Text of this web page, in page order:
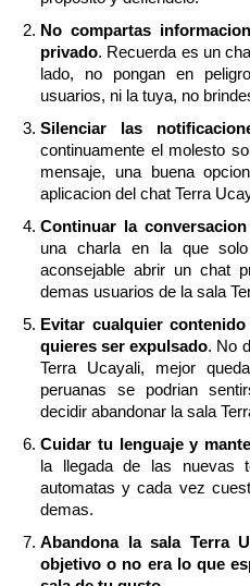
No compartas
privado. Recuerda es un
lado, no pongan en
usuarios, ni la tuya, no
Silenciar las
continuamente el molesto
mensaje, una buena
aplicacion del chat Terra
Continuar la
una charla en la que
aconsejable abrir un chat
demas usuarios de la sala
Evitar cualquier
quieres ser expulsado. No
Terra Ucayali, mejor
peruanas se podrian
decidir abandonar la sala
Cuidar tu lenguaje y
la llegada de las nuevas
automatas y cada vez
demas.
Abandona la sala Terra
objetivo o no era lo que